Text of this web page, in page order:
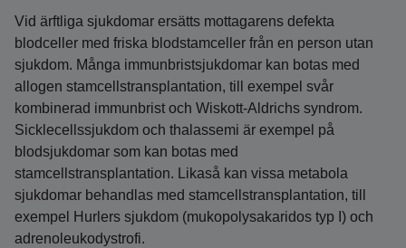
Vid ärftliga sjukdomar ersätts mottagarens defekta
blodceller med friska blod­stamceller från en person utan
sjukdom. Många immunbristsjukdomar kan botas med
allogen stamcells­transplantation, till exempel svår
kombinerad immunbrist och Wiskott-Aldrichs syndrom.
Sicklecellssjukdom och thalassemi är exempel på
blodsjukdomar som kan botas med
stamcellstransplantation. Likaså kan vissa metabola
sjukdomar behandlas med stamcellstransplantation, till
exempel Hurlers sjukdom (mukopolysakaridos typ I) och
adrenoleukodystrofi.